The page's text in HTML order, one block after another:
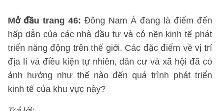
Mở đầu trang 46: Đông Nam Á đang là điểm đến
hấp dẫn của các nhà đầu tư và có nền kinh tế phát
triển năng động trên thế giới. Các đặc điểm về vị trí
địa lí và điều kiện tự nhiên, dân cư và xã hội đã có
ảnh hưởng như thế nào đến quá trình phát triển
kinh tế của khu vực này?